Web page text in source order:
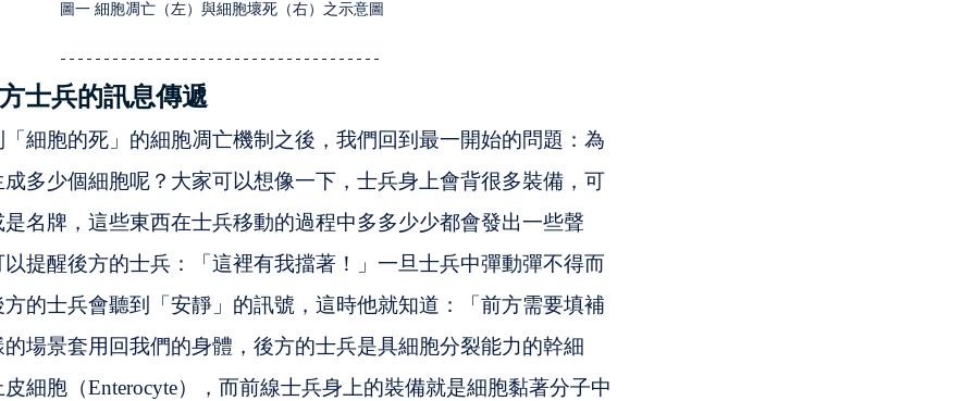
圖一 細胞凋亡（左）與細胞壞死（右）之示意圖
士兵的訊息傳遞
胞的死」的細胞凋亡機制之後，我們回到最一開始的問題：為
多少個細胞呢？大家可以想像一下，士兵身上會背很多裝備，可
名牌，這些東西在士兵移動的過程中多多少少都會發出一些聲
提醒後方的士兵：「這裡有我擋著！」一旦士兵中彈動彈不得而
的士兵會聽到「安靜」的訊號，這時他就知道：「前方需要填補
場景套用回我們的身體，後方的士兵是具細胞分裂能力的幹細
細胞（Enterocyte），而前線士兵身上的裝備就是細胞黏著分子中